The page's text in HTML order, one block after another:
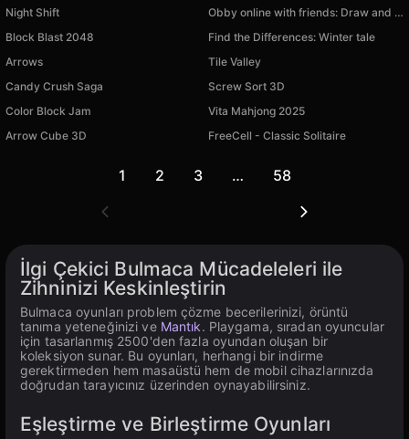
Night Shift
Obby online with friends: Draw and Jump!
Block Blast 2048
Find the Differences: Winter tale
Arrows
Tile Valley
Candy Crush Saga
Screw Sort 3D
Color Block Jam
Vita Mahjong 2025
Arrow Cube 3D
FreeCell - Classic Solitaire
1 2 3 … 58
İlgi Çekici Bulmaca Mücadeleleri ile
Zihninizi Keskinleştirin
Bulmaca oyunları problem çözme becerilerinizi, örüntü
tanıma yeteneğinizi ve Mantık. Playgama, sıradan oyuncular
için tasarlanmış 2500'den fazla oyundan oluşan bir
koleksiyon sunar. Bu oyunları, herhangi bir indirme
gerektirmeden hem masaüstü hem de mobil cihazlarınızda
doğrudan tarayıcınız üzerinden oynayabilirsiniz.
Eşleştirme ve Birleştirme Oyunları